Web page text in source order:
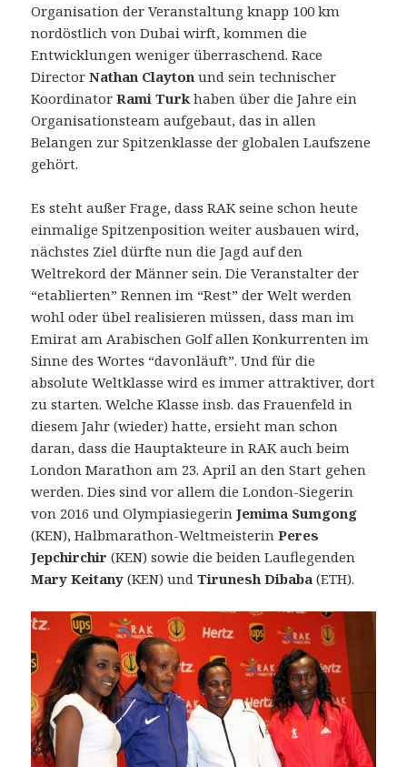
Organisation der Veranstaltung knapp 100 km
nordöstlich von Dubai wirft, kommen die
Entwicklungen weniger überraschend. Race
DirectorNathan Clayton und sein technischer
KoordinatorRami Turk haben über die Jahre ein
Organisationsteam aufgebaut, das in allen
Belangen zur Spitzenklasse der globalen Laufszene
gehört.
Es steht außer Frage, dass RAK seine schon heute
einmalige Spitzenposition weiter ausbauen wird,
nächstes Ziel dürfte nun die Jagd auf den
Weltrekord der Männer sein. Die Veranstalter der
“etablierten” Rennen im “Rest” der Welt werden
wohl oder übel realisieren müssen, dass man im
Emirat am Arabischen Golf allen Konkurrenten im
Sinne des Wortes “davonläuft”. Und für die
absolute Weltklasse wird es immer attraktiver, dort
zu starten. Welche Klasse insb. das Frauenfeld in
diesem Jahr (wieder) hatte, ersieht man schon
daran, dass die Hauptakteure in RAK auch beim
London Marathon am 23. April an den Start gehen
werden. Dies sind vor allem die London-Siegerin
von 2016 und OlympiasiegerinJemima Sumgong
(KEN), Halbmarathon-WeltmeisterinPeres
Jepchirchir (KEN) sowie die beiden Lauflegenden
Mary Keitany (KEN) undTirunesh Dibaba (ETH).